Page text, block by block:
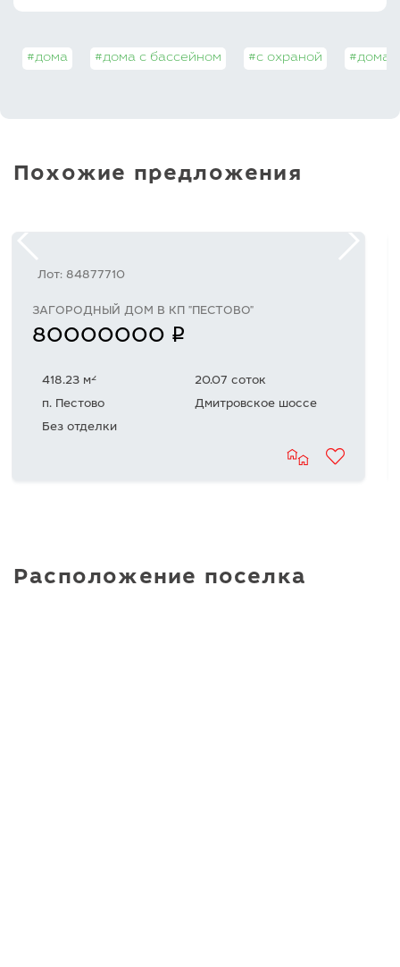
#дома #дома с бассейном #с охраной #дома
Похожие предложения
Лот: 84877710
ЗАГОРОДНЫЙ ДОМ В КП "ПЕСТОВО"
80000000 q
418.23 м2
20.07 соток
п. Пестово
Дмитровское шоссе
Без отделки
Расположение поселка